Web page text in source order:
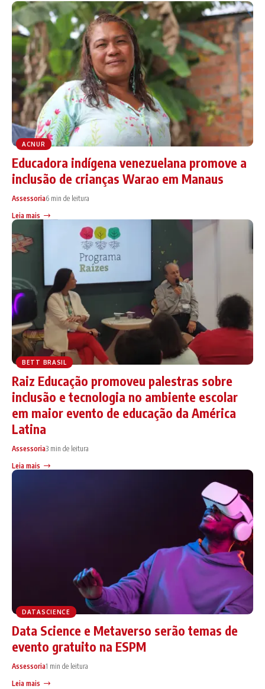
ACNUR
Educadora indígena venezuelana promove a
inclusão de crianças Warao em Manaus
Assessoria6 min de leitura
Leia mais
BETT BRASIL
Raiz Educação promoveu palestras sobre
inclusão e tecnologia no ambiente escolar
em maior evento de educação da América
Latina
Assessoria3 min de leitura
Leia mais
DATASCIENCE
Data Science e Metaverso serão temas de
evento gratuito na ESPM
Assessoria1 min de leitura
Leia mais